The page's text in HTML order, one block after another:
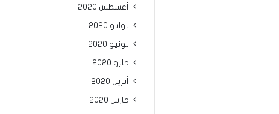
أغسطس 2020
يوليو 2020
يونيو 2020
مايو 2020
أبريل 2020
مارس 2020